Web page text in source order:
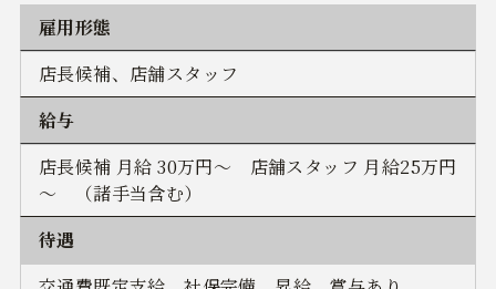
雇用形態
店長候補、店舗スタッフ
給与
店長候補 月給 30万円～ 店舗スタッフ 月給25万円
～ （諸手当含む）
待遇